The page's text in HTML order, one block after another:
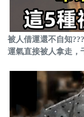
被人借運還不自知
運氣直接被人拿走，